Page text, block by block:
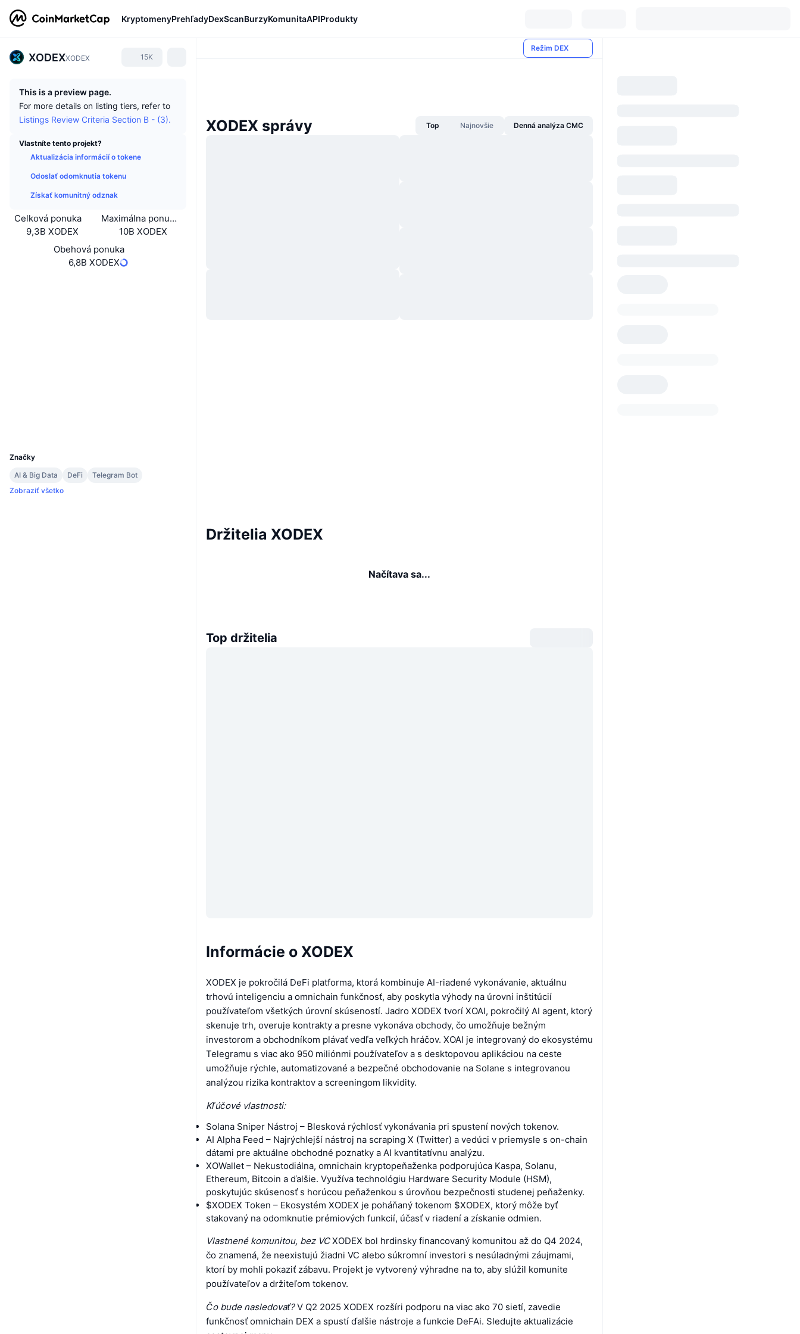
KryptomenyPrehľadyDexScanBurzyKomunitaAPIProdukty
XODEXXODEX 15K
This is a preview page.
For more details on listing tiers, refer to
Listings Review Criteria Section B - (3).
Vlastníte tento projekt?
Aktualizácia informácií o tokene
Odoslať odomknutia tokenu
Získať komunitný odznak
Celková ponuka
9,3B XODEX
Maximálna ponuka
10B XODEX
Obehová ponuka
6,8B XODEX
Značky
AI & Big Data
DeFi
Telegram Bot
Zobraziť všetko
Režim DEX
XODEX správy Top Najnovšie Denná analýza CMC
Držitelia XODEX
Načítava sa...
Top držitelia
Informácie o XODEX
XODEX je pokročilá DeFi platforma, ktorá kombinuje AI-riadené vykonávanie, aktuálnu
trhovú inteligenciu a omnichain funkčnosť, aby poskytla výhody na úrovni inštitúcií
používateľom všetkých úrovní skúseností. Jadro XODEX tvorí XOAI, pokročilý AI agent, ktorý
skenuje trh, overuje kontrakty a presne vykonáva obchody, čo umožňuje bežným
investorom a obchodníkom plávať vedľa veľkých hráčov. XOAI je integrovaný do ekosystému
Telegramu s viac ako 950 miliónmi používateľov a s desktopovou aplikáciou na ceste
umožňuje rýchle, automatizované a bezpečné obchodovanie na Solane s integrovanou
analýzou rizika kontraktov a screeningom likvidity.
Kľúčové vlastnosti:
Solana Sniper Nástroj – Blesková rýchlosť vykonávania pri spustení nových tokenov.
AI Alpha Feed – Najrýchlejší nástroj na scraping X (Twitter) a vedúci v priemysle s on-chain
dátami pre aktuálne obchodné poznatky a AI kvantitatívnu analýzu.
XOWallet – Nekustodiálna, omnichain kryptopeňaženka podporujúca Kaspa, Solanu,
Ethereum, Bitcoin a ďalšie. Využíva technológiu Hardware Security Module (HSM),
poskytujúc skúsenosť s horúcou peňaženkou s úrovňou bezpečnosti studenej peňaženky.
$XODEX Token – Ekosystém XODEX je poháňaný tokenom $XODEX, ktorý môže byť
stakovaný na odomknutie prémiových funkcií, účasť v riadení a získanie odmien.
Vlastnené komunitou, bez VCXODEX bol hrdinsky financovaný komunitou až do Q4 2024,
čo znamená, že neexistujú žiadni VC alebo súkromní investori s nesúladnými záujmami,
ktorí by mohli pokaziť zábavu. Projekt je vytvorený výhradne na to, aby slúžil komunite
používateľov a držiteľom tokenov.
Čo bude nasledovať?V Q2 2025 XODEX rozšíri podporu na viac ako 70 sietí, zavedie
funkčnosť omnichain DEX a spustí ďalšie nástroje a funkcie DeFAi. Sledujte aktualizácie